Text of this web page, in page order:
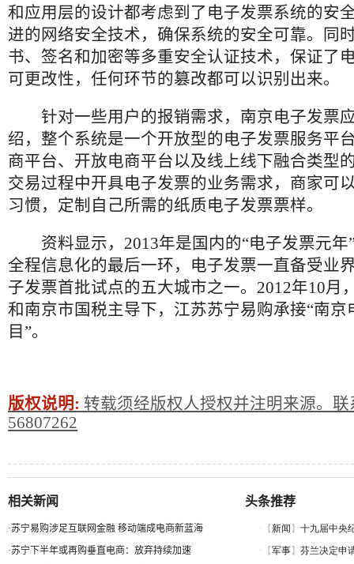
和应用层的设计都考虑到了电子发票系统的安
进的网络安全技术，确保系统的安全可靠。同
书、签名和加密等多重安全认证技术，保证了
可更改性，任何环节的篡改都可以识别出来。
针对一些用户的报销需求，南京电子发票
绍，整个系统是一个开放型的电子发票服务平
商平台、开放电商平台以及线上线下融合类型
交易过程中开具电子发票的业务需求，商家可
习惯，定制自己所需的纸质电子发票票样。
资料显示，2013年是国内的“电子发票元年
全程信息化的最后一环，电子发票一直备受业
子发票首批试点的五大城市之一。2012年10月
和南京市国税主导下，江苏苏宁易购承接“南京
目”。
版权说明: 转载须经版权人授权并注明来源。联
56807262
相关新闻
·苏宁易购涉足互联网金融 移动端成电商新蓝海
·苏宁下半年或再购垂直电商：放弃持续加速
头条推荐